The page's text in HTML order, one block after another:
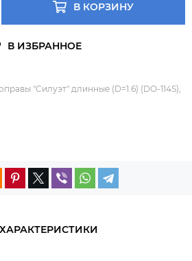
В КОРЗИНУ
"Силуэт" длинные (D=1.6) (DO-114S),
ХАРАКТЕРИСТИКИ